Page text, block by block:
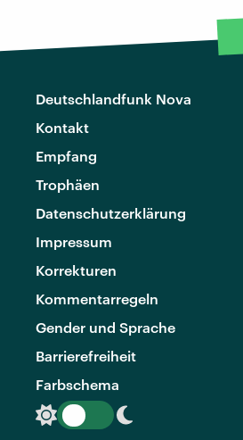
Deutschlandfunk Nova
Kontakt
Empfang
Trophäen
Datenschutzerklärung
Impressum
Korrekturen
Kommentarregeln
Gender und Sprache
Barrierefreiheit
Farbschema